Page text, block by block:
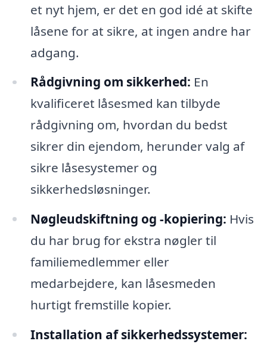
et nyt hjem, er det en god idé at skifte
låsene for at sikre, at ingen andre har
adgang.
Rådgivning om sikkerhed: En
kvalificeret låsesmed kan tilbyde
rådgivning om, hvordan du bedst
sikrer din ejendom, herunder valg af
sikre låsesystemer og
sikkerhedsløsninger.
Nøgleudskiftning og -kopiering: Hvis
du har brug for ekstra nøgler til
familiemedlemmer eller
medarbejdere, kan låsesmeden
hurtigt fremstille kopier.
Installation af sikkerhedssystemer: